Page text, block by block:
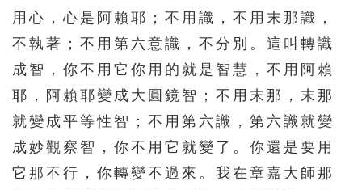
用心，心是阿賴耶；不用識，不用末那識，
不執著；不用第六意識，不分別。這叫轉識
成智，你不用它你用的就是智慧，不用阿賴
耶，阿賴耶變成大圓鏡智；不用末那，末那
就變成平等性智；不用第六識，第六識就變
成妙觀察智，你不用它就變了。你還是要用
它那不行，你轉變不過來。我在章嘉大師那